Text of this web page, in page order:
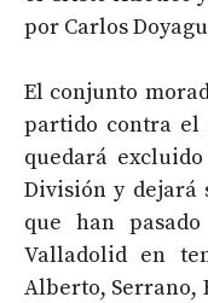
por Carlos
El conjunto
partido contra el
quedará
División y dejará
que han
Valladolid en
Alberto, Serrano,